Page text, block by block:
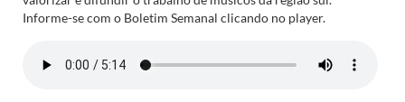
Informe-se com o Boletim Semanal clicando no player.